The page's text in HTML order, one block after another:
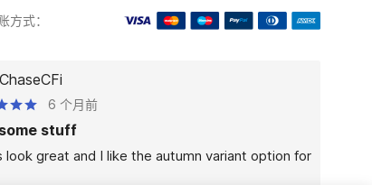
方式：
ChaseCFi
6 个月前
stuff
look great and I like the autumn variant option for